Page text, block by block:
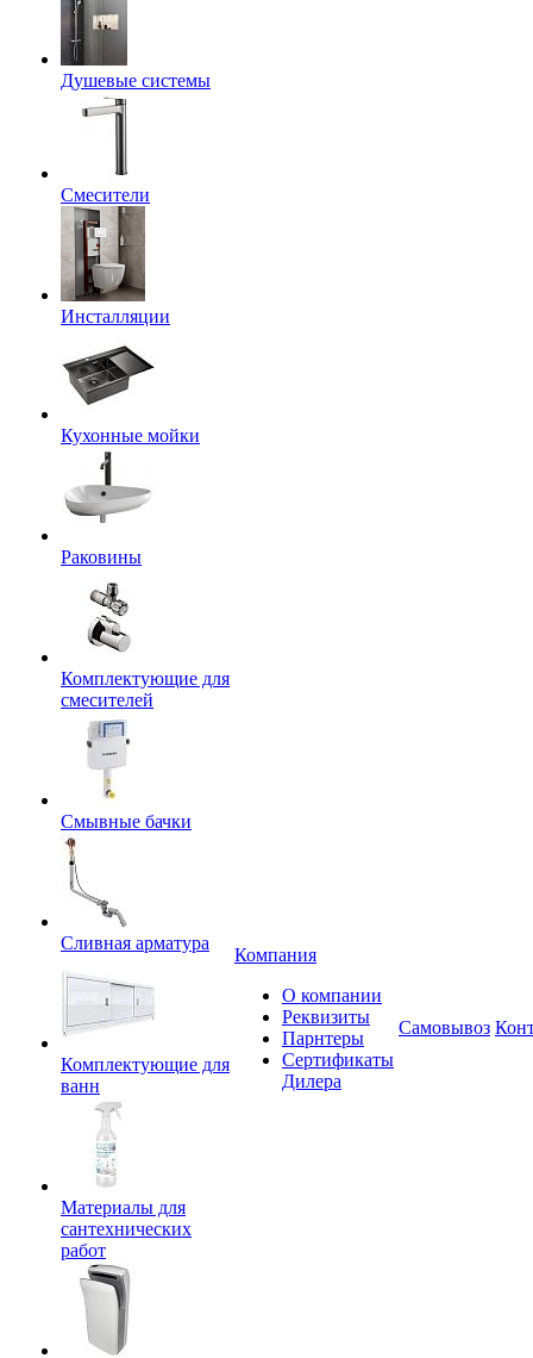
Душевые системы
Смесители
Инсталляции
Кухонные мойки
Раковины
Комплектующие для
смесителей
Смывные бачки
Сливная арматура
Комплектующие для
ванн
Материалы для
сантехнических
работ
Компания
О компании
Реквизиты
Парнтеры
Сертификаты
Дилера
Самовывоз